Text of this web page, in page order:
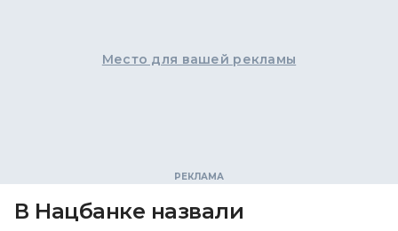
Место для вашей рекламы
В Нацбанке назвали